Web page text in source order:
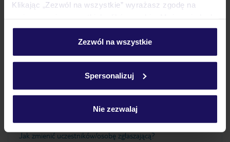
Klikając „Zezwól na wszystkie” wyrażasz zgodę na
personalizować swój wybór wchodząc w zakładkę
Szczegółowe informacje o plikach cookie znajdziesz
Zezwól na wszystkie
Spersonalizuj
Nie zezwalaj
Ważne informacje
Jak zmienić uczestników/osobę zgłaszającą?